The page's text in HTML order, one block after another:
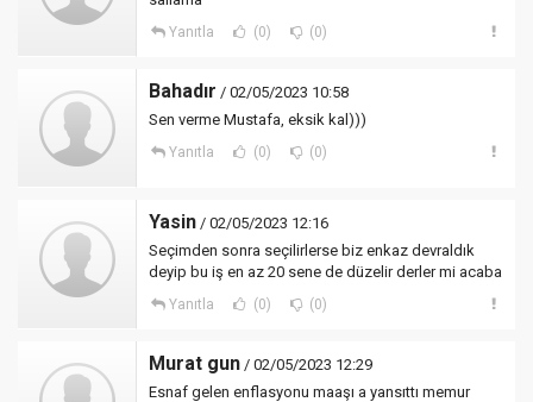
Yanıtla (0) (0)
Bahadır / 02/05/2023 10:58
Sen verme Mustafa, eksik kal)))
Yanıtla (0) (0)
Yasin / 02/05/2023 12:16
Seçimden sonra seçilirlerse biz enkaz devraldık
deyip bu iş en az 20 sene de düzelir derler mi acaba
Yanıtla (0) (0)
Murat gun / 02/05/2023 12:29
Esnaf gelen enflasyonu maaşı a yansıttı memur